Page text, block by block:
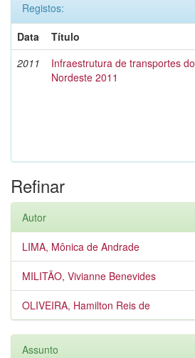
Registos:
Data
Título
2011
Infraestrutura de transportes do
Nordeste 2011
Refinar
Autor
LIMA, Mônica de Andrade
MILITÃO, Vivianne Benevides
OLIVEIRA, Hamilton Reis de
Assunto